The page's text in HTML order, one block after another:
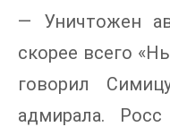
— Уничтожен
скорее всего
говорил
адмирала.